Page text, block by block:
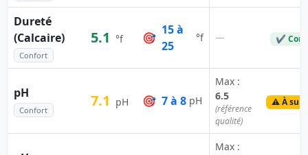
Dureté
(Calcaire)
Confort
5.1 °f 🎯
15 à
25
°f — ✔
pH
Confort
7.1 pH 🎯 7 à 8 pH
Max :
6.5
(référence
qualité)
⚠️ À
Max :